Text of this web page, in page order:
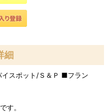
細
イスポット/Ｓ＆Ｐ ■フラン
す。